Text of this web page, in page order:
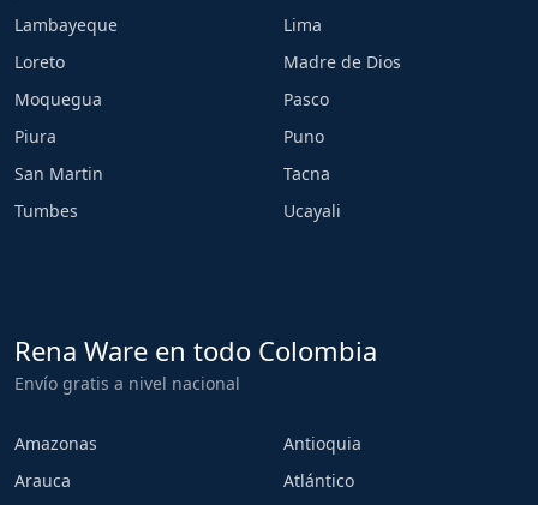
Lambayeque
Lima
Loreto
Madre de Dios
Moquegua
Pasco
Piura
Puno
San Martin
Tacna
Tumbes
Ucayali
Rena Ware en todo Colombia
Envío gratis a nivel nacional
Amazonas
Antioquia
Arauca
Atlántico